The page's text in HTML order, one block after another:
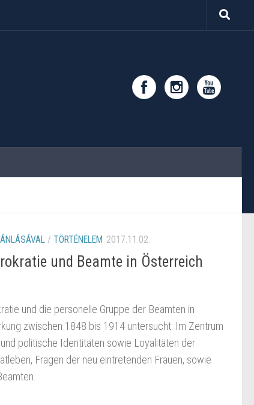
/ TÖRTÉNELEM 2017.11.02.
und Beamte in Österreich
und die personelle Gruppe der Beamten in
zwischen 1848 bis 1914 untersucht: Im Zentrum
politische Identitäten sowie Loyalitäten der
Fragen der neu eintretenden Frauen, sowie